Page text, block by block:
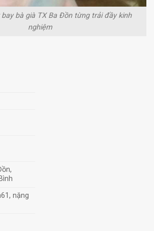
bà già TX Ba Đồn từng trải đầy kinh
nghiệm
nặng